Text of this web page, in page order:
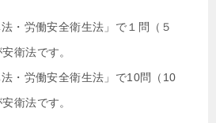
・労働安全衛生法」で１問（５
衛法です。
・労働安全衛生法」で10問（10
衛法です。